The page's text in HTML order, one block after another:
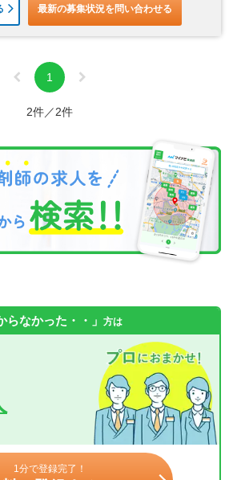
最新の募集状況を問い合わせる
1
2件／2件
らなかった・・」 方は
1分で登録完了！